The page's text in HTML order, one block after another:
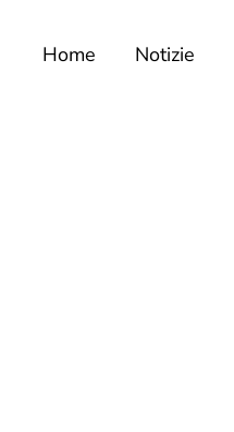
Home Notizie